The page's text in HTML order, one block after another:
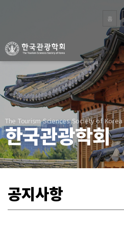
홈
The Tourism Sciences Society of Korea
한국관광학회
공지사항